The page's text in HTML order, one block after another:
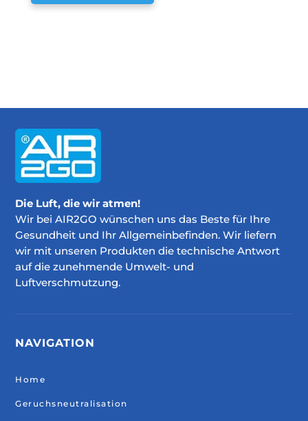
Die Luft, die wir atmen!
Wir bei AIR2GO wünschen uns das Beste für Ihre
Gesundheit und Ihr Allgemeinbefinden. Wir liefern
wir mit unseren Produkten die technische Antwort
auf die zunehmende Umwelt- und
Luftverschmutzung.
NAVIGATION
Home
Geruchsneutralisation